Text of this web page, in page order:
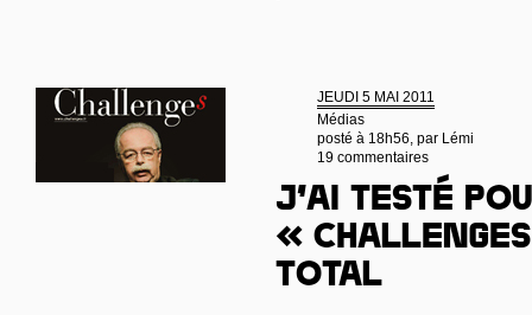
JEUDI 5 MAI 2011
Médias
posté à 18h56, par Lémi
19 commentaires
J’ai testé
«
Total